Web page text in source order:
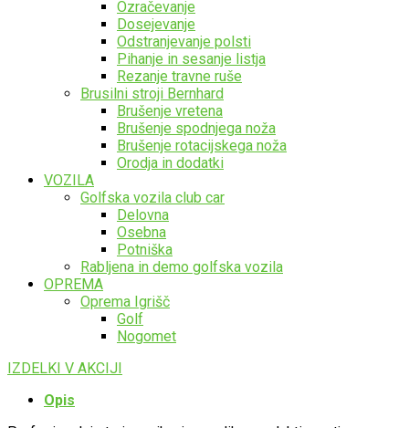
Ozračevanje
Dosejevanje
Odstranjevanje polsti
Pihanje in sesanje listja
Rezanje travne ruše
Brusilni stroji Bernhard
Brušenje vretena
Brušenje spodnjega noža
Brušenje rotacijskega noža
Orodja in dodatki
VOZILA
Golfska vozila club car
Delovna
Osebna
Potniška
Rabljena in demo golfska vozila
OPREMA
Oprema Igrišč
Golf
Nogomet
IZDELKI V AKCIJI
Opis